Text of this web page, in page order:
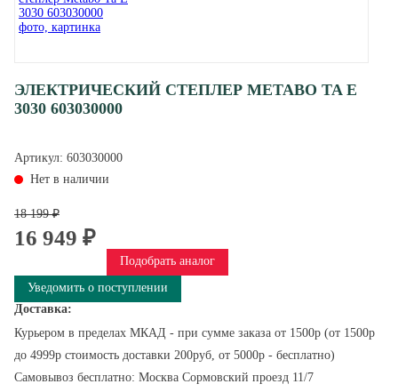
ЭЛЕКТРИЧЕСКИЙ СТЕПЛЕР METABO TA E
3030 603030000
Артикул: 603030000
Нет в наличии
18 199 ₽
16 949 ₽
Подобрать аналог
Уведомить о поступлении
Доставка:
Курьером в пределах МКАД - при сумме заказа от 1500р (от 1500р
до 4999р стоимость доставки 200руб, от 5000р - бесплатно)
Самовывоз бесплатно: Москва Сормовский проезд 11/7